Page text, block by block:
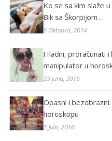
Ko se sa kim slaže
Bik sa Škorpijom…
6 Oktobra, 2014
Hladni, proračunati i
manipulator u
23 Juna, 2016
Opasni i
horoskopu
5 Jula, 2016